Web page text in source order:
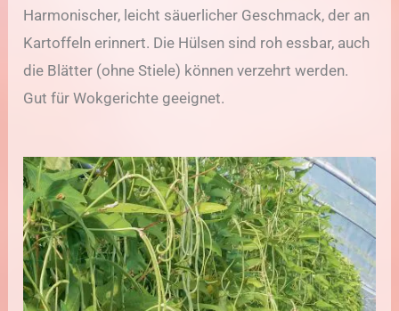
Harmonischer, leicht säuerlicher Geschmack, der an
Kartoffeln erinnert. Die Hülsen sind roh essbar, auch
die Blätter (ohne Stiele) können verzehrt werden.
Gut für Wokgerichte geeignet.